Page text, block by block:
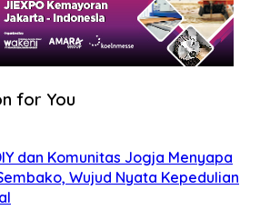
for You
dan Komunitas Jogja Menyapa
Wujud Nyata Kepedulian